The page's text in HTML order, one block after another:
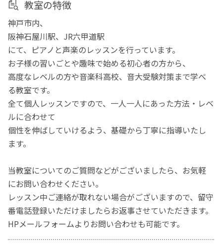
教室の特徴
神戸市内、
阪神石屋川駅、JR六甲道駅
にて、ピアノと声楽のレッスンを行っています。
お子様の習いごとや趣味で始める初心者の方から、
高度なレベルの方や音楽科高校、音大受験対策まで学べ
る教室です。
全て個人レッスンですので、一人一人にあった方法・レベ
ルに合わせて
個性を伸ばしていけるよう、基礎から丁寧に指導いたし
ます。
当教室についてのご質問などがございましたら、お気軽
にお問い合わせください。
レッスン中ご連絡が取れない場合がございますので、留守
番電話登録いただけましたらお返事させていただきます。
HPメールフォームよりお問い合わせも可能です。